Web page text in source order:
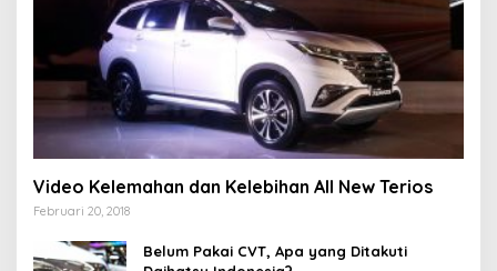
Video Kelemahan dan Kelebihan All New Terios
Februari 20, 2018
Belum Pakai CVT, Apa yang Ditakuti